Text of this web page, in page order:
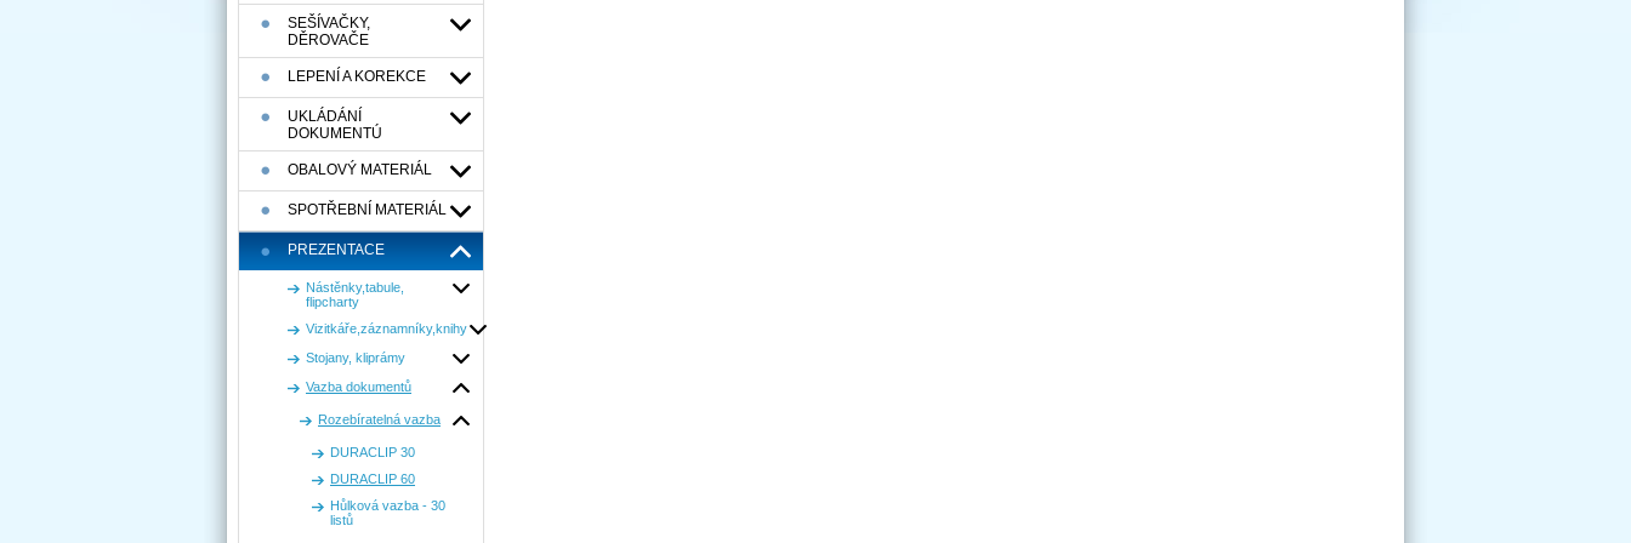
SEŠÍVAČKY,
DĚROVAČE
LEPENÍ A KOREKCE
UKLÁDÁNÍ
DOKUMENTÚ
OBALOVÝ MATERIÁL
SPOTŘEBNÍ MATERIÁL
PREZENTACE
Nástěnky,tabule,
flipcharty
Vizitkáře,záznamníky,knihy
Stojany, kliprámy
Vazba dokumentů
Rozebíratelná vazba
DURACLIP 30
DURACLIP 60
Hůlková vazba - 30
listů